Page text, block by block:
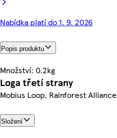
Nabídka platí do 1. 9. 2026
Popis produktu
Množství: 0.2kg
Loga třetí strany
Mobius Loop, Rainforest Alliance
Složení